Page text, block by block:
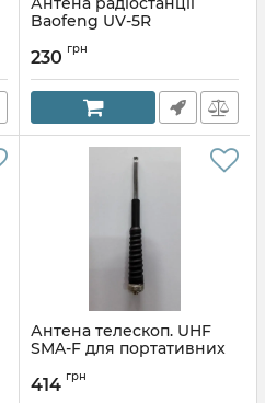
Baofeng UV-5R
230 грн
Антена телескоп. UHF
SMA-F для портативних
Артикул:
414 грн